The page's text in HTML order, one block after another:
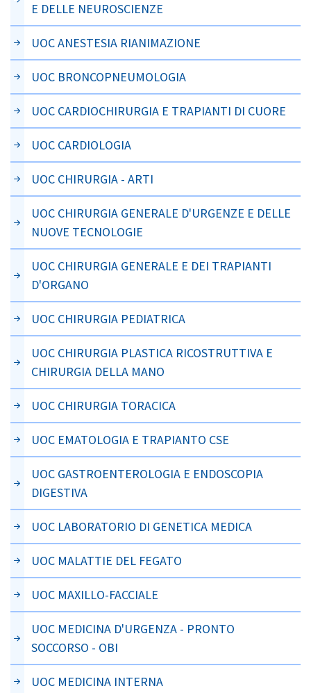
E DELLE NEUROSCIENZE
UOC ANESTESIA RIANIMAZIONE
UOC BRONCOPNEUMOLOGIA
UOC CARDIOCHIRURGIA E TRAPIANTI DI CUORE
UOC CARDIOLOGIA
UOC CHIRURGIA - ARTI
UOC CHIRURGIA GENERALE D'URGENZE E DELLE
NUOVE TECNOLOGIE
UOC CHIRURGIA GENERALE E DEI TRAPIANTI
D'ORGANO
UOC CHIRURGIA PEDIATRICA
UOC CHIRURGIA PLASTICA RICOSTRUTTIVA E
CHIRURGIA DELLA MANO
UOC CHIRURGIA TORACICA
UOC EMATOLOGIA E TRAPIANTO CSE
UOC GASTROENTEROLOGIA E ENDOSCOPIA
DIGESTIVA
UOC LABORATORIO DI GENETICA MEDICA
UOC MALATTIE DEL FEGATO
UOC MAXILLO-FACCIALE
UOC MEDICINA D'URGENZA - PRONTO
SOCCORSO - OBI
UOC MEDICINA INTERNA